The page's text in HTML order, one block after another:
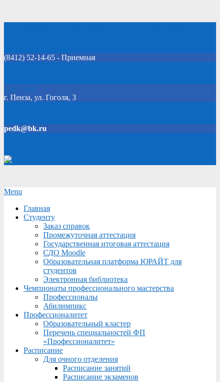
(8412) 52-14-65 - Приемная
Click Here
г. Пенза, ул. Гоголя, 3
pedk@bk.ru
Secondary
Menu
Menu
Главная
Студенту
Заказ справок
Промежуточная аттестация
Государственная итоговая аттестация
СДО Moodle
Образовательная платформа ЮРАЙТ для
студентов
Электронная библиотека
Чемпионаты профессионального мастерства
Профессионалы
Абилимпикс
Профессионалитет
Образовательный кластер
Перечень специальностей ФП
«Профессионалитет»
Расписание
Для очного отделения
Расписание занятий
Расписание экзаменов